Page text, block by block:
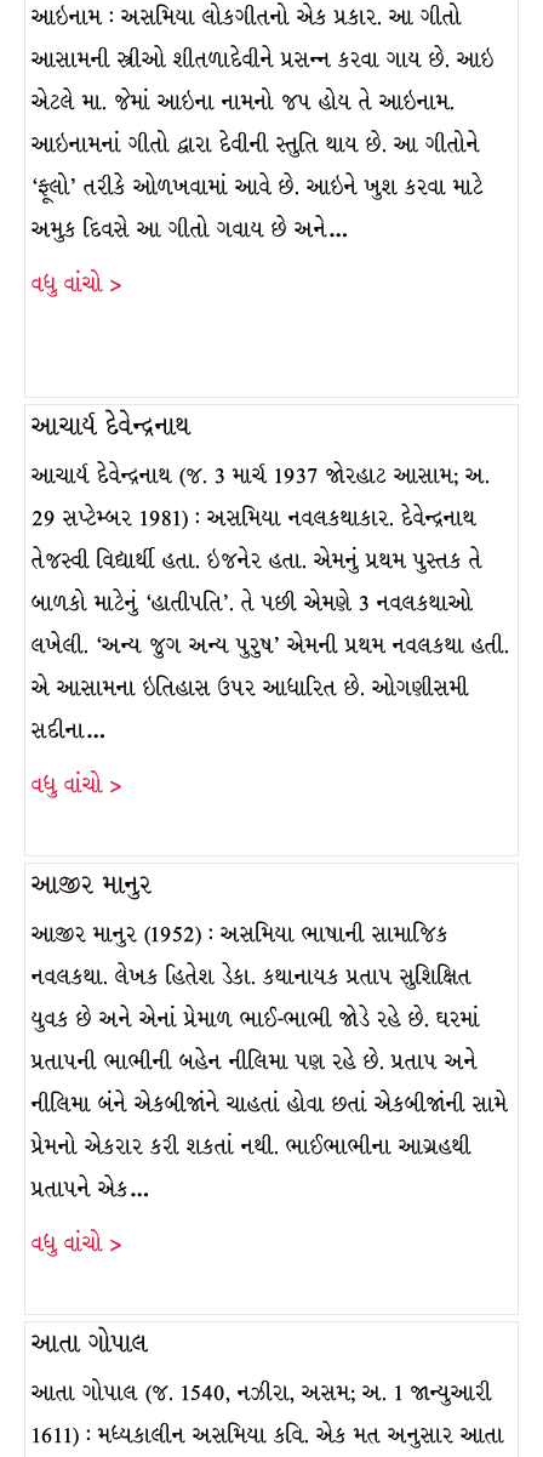
આઇનામ : અસમિયા લોકગીતનો એક પ્રકાર. આ ગીતો
આસામની સ્ત્રીઓ શીતળાદેવીને પ્રસન્ન કરવા ગાય છે. આઇ
એટલે મા. જેમાં આઇના નામનો જપ હોય તે આઇનામ.
આઇનામનાં ગીતો દ્વારા દેવીની સ્તુતિ થાય છે. આ ગીતોને
‘ફૂલો’ તરીકે ઓળખવામાં આવે છે. આઇને ખુશ કરવા માટે
અમુક દિવસે આ ગીતો ગવાય છે અને…
વધુ વાંચો >
આચાર્ય દેવેન્દ્રનાથ
આચાર્ય દેવેન્દ્રનાથ (જ. 3 માર્ચ 1937 જોરહાટ આસામ; અ.
29 સપ્ટેમ્બર 1981) : અસમિયા નવલકથાકાર. દેવેન્દ્રનાથ
તેજસ્વી વિદ્યાર્થી હતા. ઇજનેર હતા. એમનું પ્રથમ પુસ્તક તે
બાળકો માટેનું ‘હાતીપતિ’. તે પછી એમણે 3 નવલકથાઓ
લખેલી. ‘અન્ય જુગ અન્ય પુરુષ’ એમની પ્રથમ નવલકથા હતી.
એ આસામના ઇતિહાસ ઉપર આધારિત છે. ઓગણીસમી
સદીના…
વધુ વાંચો >
આજીર માનુર
આજીર માનુર (1952) : અસમિયા ભાષાની સામાજિક
નવલકથા. લેખક હિતેશ ડેકા. કથાનાયક પ્રતાપ સુશિક્ષિત
યુવક છે અને એનાં પ્રેમાળ ભાઈ-ભાભી જોડે રહે છે. ઘરમાં
પ્રતાપની ભાભીની બહેન નીલિમા પણ રહે છે. પ્રતાપ અને
નીલિમા બંને એકબીજાંને ચાહતાં હોવા છતાં એકબીજાંની સામે
પ્રેમનો એકરાર કરી શકતાં નથી. ભાઈભાભીના આગ્રહથી
પ્રતાપને એક…
વધુ વાંચો >
આતા ગોપાલ
આતા ગોપાલ (જ. 1540, નઝીરા, અસમ; અ. 1 જાન્યુઆરી
1611) : મધ્યકાલીન અસમિયા કવિ. એક મત અનુસાર આતા